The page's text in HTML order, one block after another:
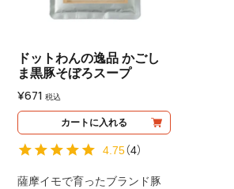
ドットわんの逸品 かごし
ま黒豚そぼろスープ
¥671 税込
カートに入れる
4.75（4）
薩摩イモで育ったブランド豚